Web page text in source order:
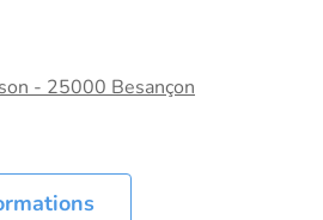
- 25000 Besançon